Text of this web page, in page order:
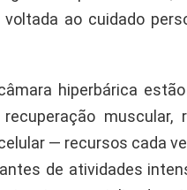
ao cuidado
hiperbárica
— recursos cada
de atividades